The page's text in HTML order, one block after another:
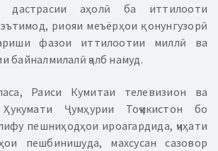
дастрасии аҳолӣ ба иттилооти
риояи меъёрҳои қонунгузорӣ
фазои иттилоотии миллӣ ва
байналмилалӣ ҷалб намуд.
Раиси Кумитаи телевизион ва
Ҷумҳурии Тоҷикистон бо
пешниҳодҳои ироагардида, ҷиҳати
пешбинишуда, махсусан сазовор